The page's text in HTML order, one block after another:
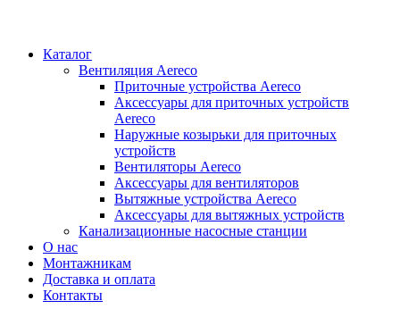
Каталог
Вентиляция Aereco
Приточные устройства Aereco
Аксессуары для приточных устройств
Aereco
Наружные козырьки для приточных
устройств
Вентиляторы Aereco
Аксессуары для вентиляторов
Вытяжные устройства Aereco
Аксессуары для вытяжных устройств
Канализационные насосные станции
О нас
Монтажникам
Доставка и оплата
Контакты